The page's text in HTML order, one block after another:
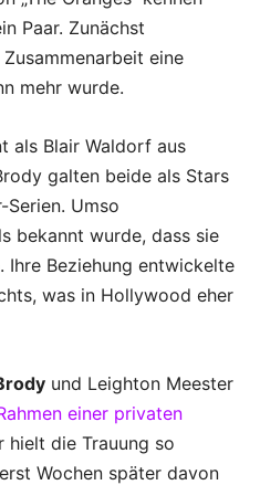
Paar. Zunächst
eine
mehr wurde.
als Blair Waldorf aus
galten beide als Stars
Serien. Umso
bekannt wurde, dass sie
Ihre Beziehung entwickelte
was in Hollywood eher
und Leighton Meester
einer privaten
hielt die Trauung so
Wochen später davon